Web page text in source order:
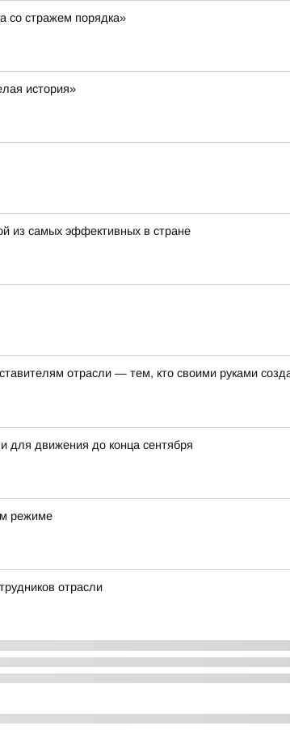
со стражем порядка»
история»
из самых эффективных в стране
отрасли — тем, кто своими руками
для движения до конца сентября
режиме
отрасли